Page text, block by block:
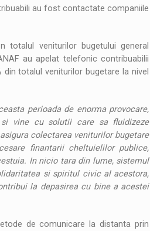
au fost contactate companiile
totalul veniturilor bugetului general
au apelat telefonic contribuabilii
totalul veniturilor bugetare la nivel
perioada de enorma provocare,
vine cu solutii care sa fluidizeze
colectarea veniturilor bugetare
finantarii cheltuielilor publice,
In nicio tara din lume, sistemul
si spiritul civic al acestora,
la depasirea cu bine a acestei
de comunicare la distanta prin